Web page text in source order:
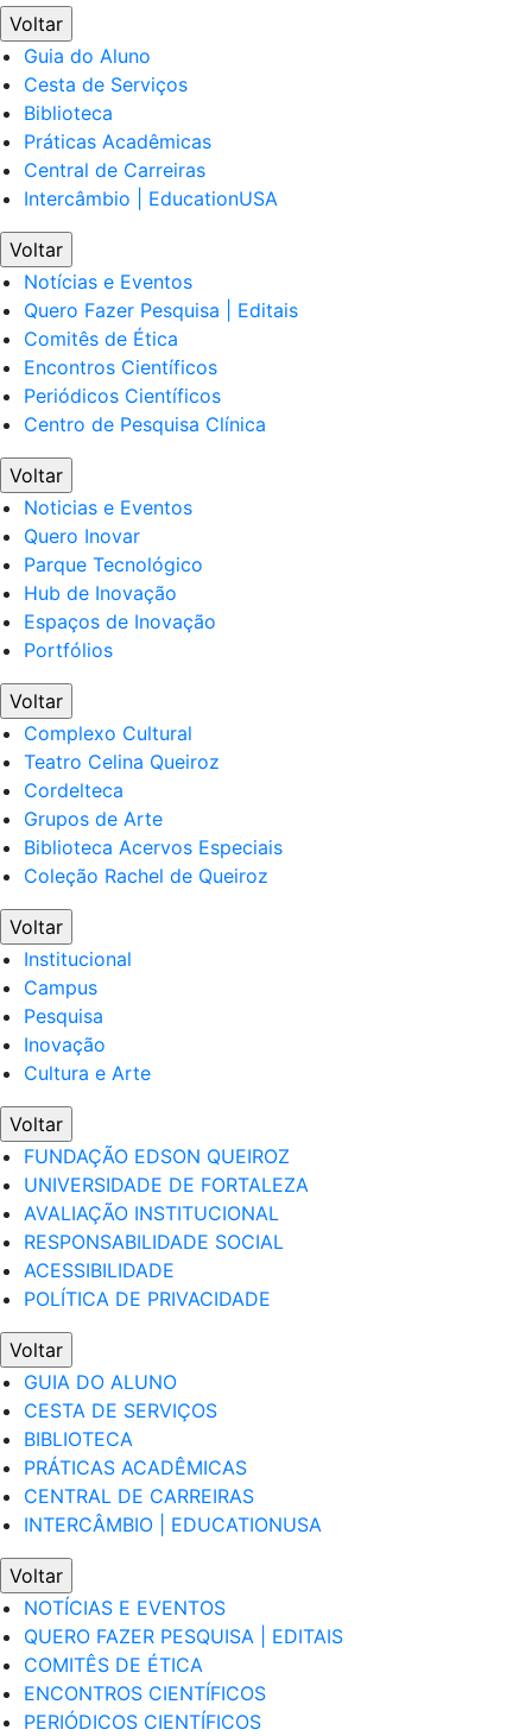
Voltar
Guia do Aluno
Cesta de Serviços
Biblioteca
Práticas Acadêmicas
Central de Carreiras
Intercâmbio | EducationUSA
Voltar
Notícias e Eventos
Quero Fazer Pesquisa | Editais
Comitês de Ética
Encontros Científicos
Periódicos Científicos
Centro de Pesquisa Clínica
Voltar
Noticias e Eventos
Quero Inovar
Parque Tecnológico
Hub de Inovação
Espaços de Inovação
Portfólios
Voltar
Complexo Cultural
Teatro Celina Queiroz
Cordelteca
Grupos de Arte
Biblioteca Acervos Especiais
Coleção Rachel de Queiroz
Voltar
Institucional
Campus
Pesquisa
Inovação
Cultura e Arte
Voltar
FUNDAÇÃO EDSON QUEIROZ
UNIVERSIDADE DE FORTALEZA
AVALIAÇÃO INSTITUCIONAL
RESPONSABILIDADE SOCIAL
ACESSIBILIDADE
POLÍTICA DE PRIVACIDADE
Voltar
GUIA DO ALUNO
CESTA DE SERVIÇOS
BIBLIOTECA
PRÁTICAS ACADÊMICAS
CENTRAL DE CARREIRAS
INTERCÂMBIO | EDUCATIONUSA
Voltar
NOTÍCIAS E EVENTOS
QUERO FAZER PESQUISA | EDITAIS
COMITÊS DE ÉTICA
ENCONTROS CIENTÍFICOS
PERIÓDICOS CIENTÍFICOS